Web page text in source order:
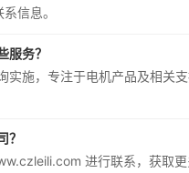
信息。
服务？
实施，专注于电机产品及相关
？
进行联系，获取